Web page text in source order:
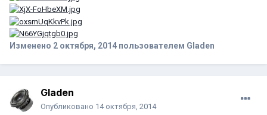
Изменено 2 октября, 2014 пользователем Gladen
Gladen
Опубликовано 14 октября, 2014